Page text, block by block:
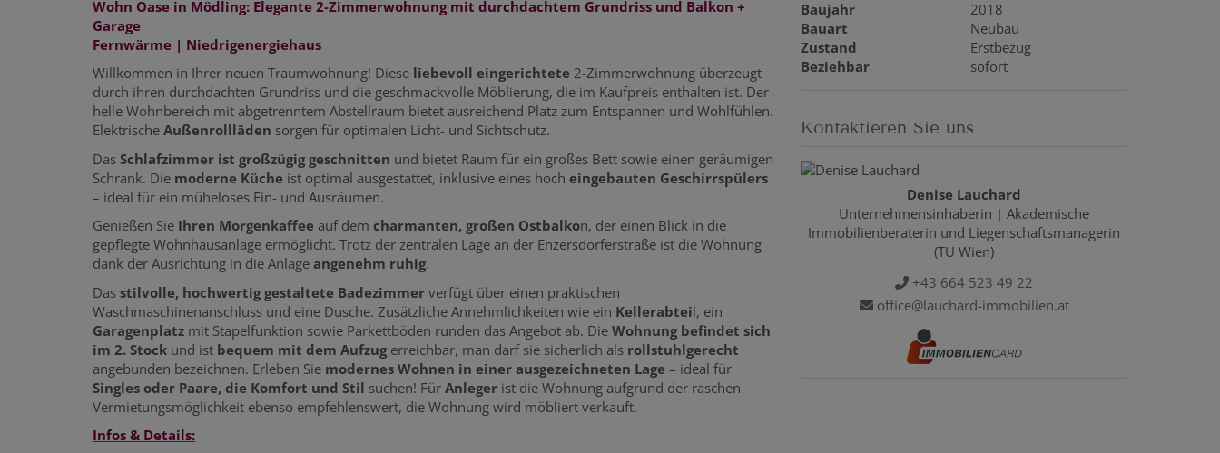
Wohn Oase in Mödling: Elegante 2-Zimmerwohnung mit durchdachtem Grundriss und Balkon +
Garage
Fernwärme | Niedrigenergiehaus
Willkommen in Ihrer neuen Traumwohnung! Diese liebevoll eingerichtete 2-Zimmerwohnung überzeugt
durch ihren durchdachten Grundriss und die geschmackvolle Möblierung, die im Kaufpreis enthalten ist. Der
helle Wohnbereich mit abgetrenntem Abstellraum bietet ausreichend Platz zum Entspannen und Wohlfühlen.
Elektrische Außenrollläden sorgen für optimalen Licht- und Sichtschutz.
Das Schlafzimmer ist großzügig geschnitten und bietet Raum für ein großes Bett sowie einen geräumigen
Schrank. Die moderne Küche ist optimal ausgestattet, inklusive eines hoch eingebauten Geschirrspülers
– ideal für ein müheloses Ein- und Ausräumen.
Genießen Sie Ihren Morgenkaffee auf dem charmanten, großen Ostbalkon, der einen Blick in die
gepflegte Wohnhausanlage ermöglicht. Trotz der zentralen Lage an der Enzersdorferstraße ist die Wohnung
dank der Ausrichtung in die Anlage angenehm ruhig.
Das stilvolle, hochwertig gestaltete Badezimmer verfügt über einen praktischen
Waschmaschinenanschluss und eine Dusche. Zusätzliche Annehmlichkeiten wie ein Kellerabteil, ein
Garagenplatz mit Stapelfunktion sowie Parkettböden runden das Angebot ab. Die Wohnung befindet sich
im 2. Stock und ist bequem mit dem Aufzug erreichbar, man darf sie sicherlich als rollstuhlgerecht
angebunden bezeichnen. Erleben Sie modernes Wohnen in einer ausgezeichneten Lage – ideal für
Singles oder Paare, die Komfort und Stil suchen! Für Anleger ist die Wohnung aufgrund der raschen
Vermietungsmöglichkeit ebenso empfehlenswert, die Wohnung wird möbliert verkauft.
Infos & Details:
Baujahr
2018
Bauart
Neubau
Zustand
Erstbezug
Beziehbar
sofort
Kontaktieren Sie uns
Denise Lauchard
Unternehmensinhaberin | Akademische
Immobilienberaterin und Liegenschaftsmanagerin
(TU Wien)
+43 664 523 49 22
office@lauchard-immobilien.at